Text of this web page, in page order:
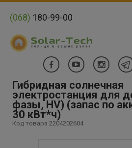
(068) 180-99-00
Гибридная солнечная
электростанция для
фазы, HV) (запас по
30 кВт*ч)
Код товара 2204202604